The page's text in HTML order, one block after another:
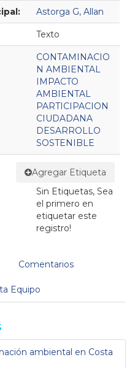
Astorga G, Allan
Texto
CONTAMINACIO
N AMBIENTAL
IMPACTO
AMBIENTAL
PARTICIPACION
CIUDADANA
DESARROLLO
SOSTENIBLE
Agregar Etiqueta
Sin Etiquetas, Sea
el primero en
etiquetar este
registro!
Comentarios
Equipo
ambiental en Costa